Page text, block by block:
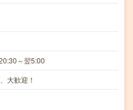
～翌5:00
大歓迎！